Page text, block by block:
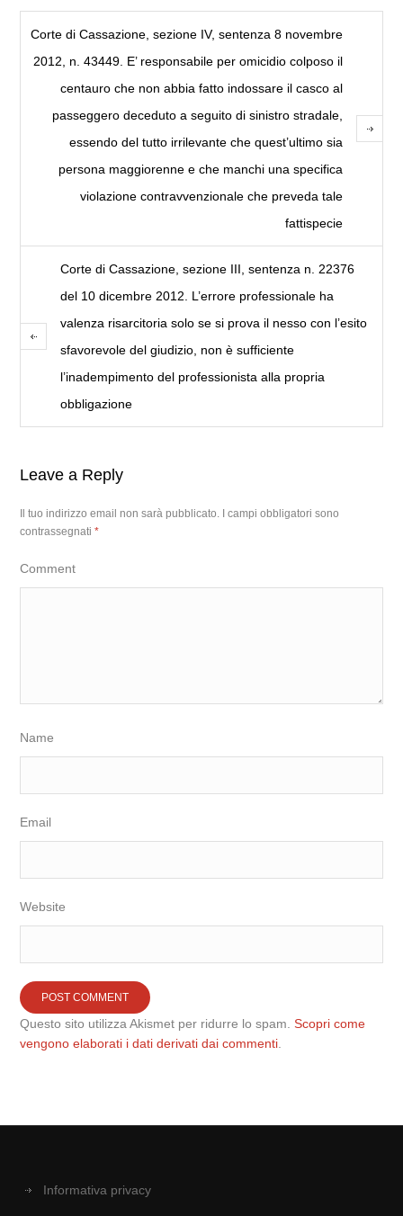
Corte di Cassazione, sezione IV, sentenza 8 novembre
2012, n. 43449. E’ responsabile per omicidio colposo il
centauro che non abbia fatto indossare il casco al
passeggero deceduto a seguito di sinistro stradale,
essendo del tutto irrilevante che quest’ultimo sia
persona maggiorenne e che manchi una specifica
violazione contravvenzionale che preveda tale
fattispecie
Corte di Cassazione, sezione III, sentenza n. 22376
del 10 dicembre 2012. L’errore professionale ha
valenza risarcitoria solo se si prova il nesso con l’esito
sfavorevole del giudizio, non è sufficiente
l’inadempimento del professionista alla propria
obbligazione
Leave a Reply
Il tuo indirizzo email non sarà pubblicato.
I campi obbligatori sono
contrassegnati*
Comment
Name
Email
Website
Questo sito utilizza Akismet per ridurre lo spam.Scopri come
vengono elaborati i dati derivati dai commenti.
Informativa privacy